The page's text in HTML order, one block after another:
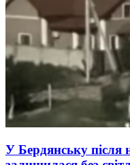
У Бердянську після